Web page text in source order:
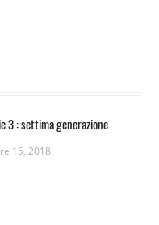
3 : settima generazione
15, 2018